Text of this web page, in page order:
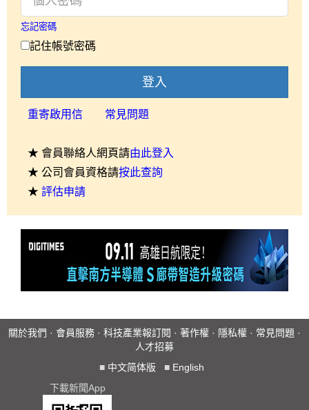
忘記密碼
記住帳號密碼
登入
重寄啟用信 常見問題
★ 會員聯絡人網頁請由此登入
★ 公司會員資格請按此查詢
★ 評估申請
關於我們 · 會員服務 · 科技產業報訂閱 · 著作權 · 隱私權 · 常見問題 ·
人才招募
■ 中文简体版 ■ English
下載新聞App